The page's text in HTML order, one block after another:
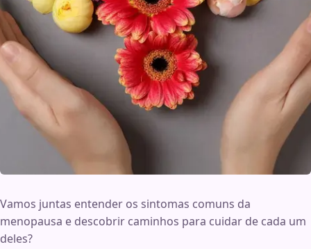
Vamos juntas entender os sintomas comuns da
menopausa e descobrir caminhos para cuidar de cada um
deles?